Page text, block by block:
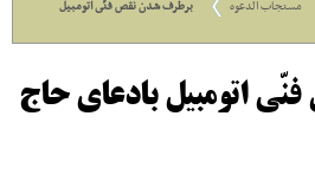
مستجاب الدعوه
برطرف شدن نقص فنّى اتومبیل
اتومبیل بادعاى حاج